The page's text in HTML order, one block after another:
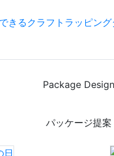
Package Design
パッケージ提案